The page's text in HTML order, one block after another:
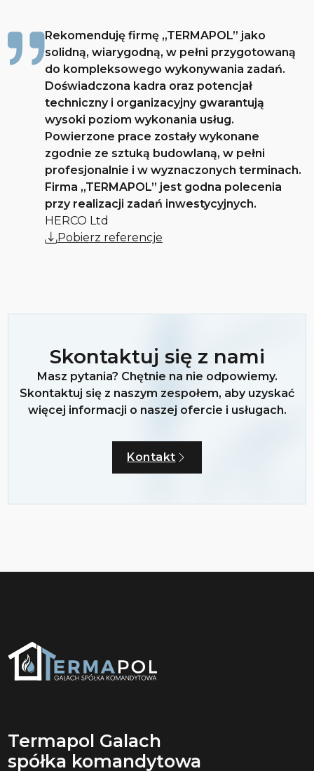
Rekomenduję firmę „TERMAPOL” jako
solidną, wiarygodną, w pełni przygotowaną
do kompleksowego wykonywania zadań.
Doświadczona kadra oraz potencjał
techniczny i organizacyjny gwarantują
wysoki poziom wykonania usług.
Powierzone prace zostały wykonane
zgodnie ze sztuką budowlaną, w pełni
profesjonalnie i w wyznaczonych terminach.
Firma „TERMAPOL” jest godna polecenia
przy realizacji zadań inwestycyjnych.
HERCO Ltd
Pobierz referencje
Skontaktuj się z nami
Masz pytania? Chętnie na nie odpowiemy.
Skontaktuj się z naszym zespołem, aby uzyskać
więcej informacji o naszej ofercie i usługach.
Kontakt
Termapol Galach
spółka komandytowa